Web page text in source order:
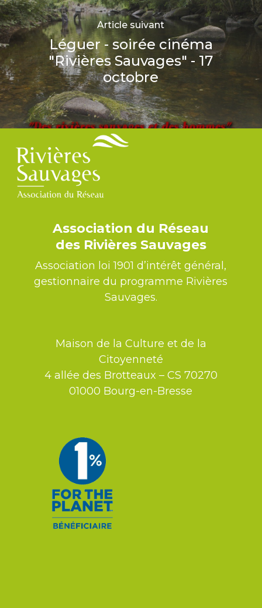
Article suivant
Léguer - soirée cinéma
"Rivières Sauvages" - 17
octobre
Association du Réseau
des Rivières Sauvages
Association loi 1901 d’intérêt général,
gestionnaire du programme Rivières
Sauvages.
Maison de la Culture et de la
Citoyenneté
4 allée des Brotteaux – CS 70270
01000 Bourg-en-Bresse